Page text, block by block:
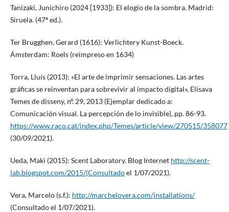
Tanizaki, Junichiro (2024 [1933]): El elogio de la sombra. Madrid:
Siruela. (47ª ed.).
Ter Brugghen, Gerard (1616): Verlichtery Kunst-Boeck.
Ámsterdam: Roels (reimpreso en 1634)
Torra, Lluís (2013): «El arte de imprimir sensaciones. Las artes
gráficas se reinventan para sobrevivir al impacto digital», Elisava
Temes de disseny, nº. 29, 2013 (Ejemplar dedicado a:
Comunicación visual. La percepción de lo invisible), pp. 86-93.
https://www.raco.cat/index.php/Temes/article/view/270515/358077
(30/09/2021).
Ueda, Maki (2015): Scent Laboratory. Blog Internet http://scent-
lab.blogspot.com/2015/(Consultadoel 1/07/2021).
Vera, Marcelo (s.f.): http://marchelovera.com/installations/
(Consultado el 1/07/2021).